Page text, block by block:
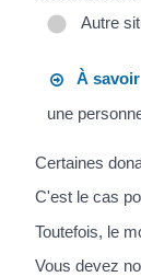
Autre
À savoir
une
Certaines
C'est le cas
Toutefois, le
Vous devez